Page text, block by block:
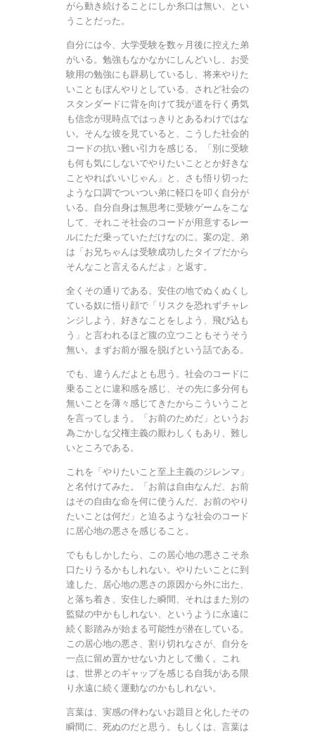
がら動き続けることにしか糸口は無い、とい
うことだった。
自分には今、大学受験を数ヶ月後に控えた弟
がいる。勉強もなかなかにしんどいし、お受
験用の勉強にも辟易しているし、将来やりた
いこともぼんやりとしている、されど社会の
スタンダードに背を向けて我が道を行く勇気
も信念が現時点ではっきりとあるわけではな
い。そんな彼を見ていると、こうした社会的
コードの抗い難い引力を感じる。「別に受験
も何も気にしないでやりたいこととか好きな
ことやればいいじゃん」と、さも悟り切った
ような口調でついつい弟に軽口を叩く自分が
いる。自分自身は無思考に受験ゲームをこな
して、それこそ社会のコードが用意するレー
ルにただ乗っていただけなのに。案の定、弟
は「お兄ちゃんは受験成功したタイプだから
そんなこと言えるんだよ」と返す。
全くその通りである。安住の地でぬくぬくし
ている奴に悟り顔で「リスクを恐れずチャレ
ンジしよう、好きなことをしよう、飛び込も
う」と言われるほど腹の立つこともそうそう
無い。まずお前が服を脱げという話である。
でも、違うんだよとも思う。社会のコードに
乗ることに違和感を感じ、その先に多分何も
無いことを薄々感じてきたからこういうこと
を言ってしまう。「お前のためだ」というお
為ごかしな父権主義の厭わしくもあり、難し
いところである。
これを「やりたいこと至上主義のジレンマ」
と名付けてみた。「お前は自由なんだ、お前
はその自由な命を何に使うんだ、お前のやり
たいことは何だ」と迫るような社会のコード
に居心地の悪さを感じること。
でももしかしたら、この居心地の悪さこそ糸
口たりうるかもしれない。やりたいことに到
達した、居心地の悪さの原因から外に出た、
と落ち着き、安住した瞬間、それはまた別の
監獄の中かもしれない、というように永遠に
続く影踏みが始まる可能性が潜在している。
この居心地の悪さ、割り切れなさが、自分を
一点に留め置かせない力として働く。これ
は、世界とのギャップを感じる自我がある限
り永遠に続く運動なのかもしれない。
言葉は、実感の伴わないお題目と化したその
瞬間に、死ぬのだと思う。もしくは、言葉は